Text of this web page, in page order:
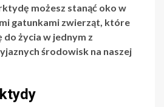
możesz stanąć oko w
gatunkami zwierząt, które
życia w jednym z
środowisk na naszej